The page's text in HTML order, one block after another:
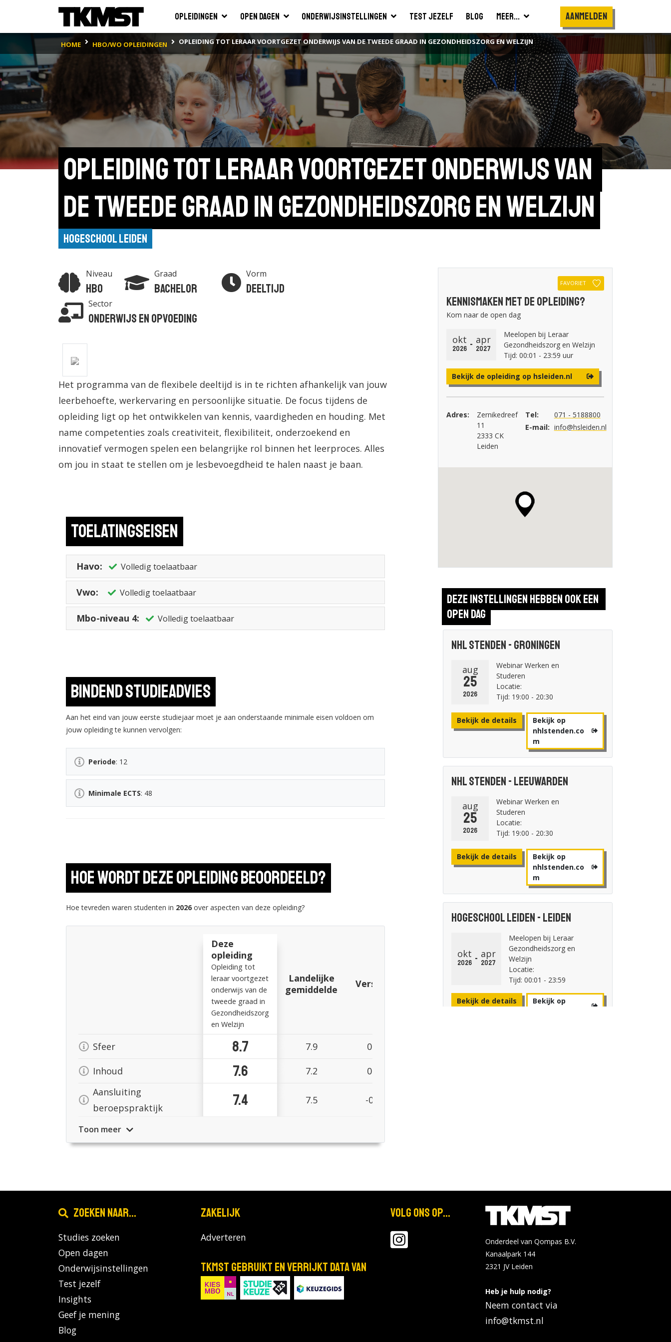
Opleidingen Open dagen Onderwijsinstellingen Test jezelf Blog Meer... Aanmelden
HOME HBO/WO OPLEIDINGEN OPLEIDING TOT LERAAR VOORTGEZET ONDERWIJS VAN DE TWEEDE GRAAD IN GEZONDHEIDSZORG EN WELZIJN
Opleiding tot leraar voortgezet onderwijs van
de tweede graad in Gezondheidszorg en Welzijn
Hogeschool Leiden
Niveau
Hbo
Graad
Bachelor
Vorm
Deeltijd
Sector
Onderwijs en Opvoeding
Het programma van de flexibele deeltijd is in te richten afhankelijk van jouw
leerbehoefte, werkervaring en persoonlijke situatie. De focus tijdens de
opleiding ligt op het ontwikkelen van kennis, vaardigheden en houding. Met
name competenties zoals creativiteit, flexibiliteit, onderzoekend en
innovatief vermogen spelen een belangrijke rol binnen het leerproces. Alles
om jou in staat te stellen om je lesbevoegdheid te halen naast je baan.
Toelatingseisen
Havo: Volledig toelaatbaar
Vwo: Volledig toelaatbaar
Mbo-niveau 4: Volledig toelaatbaar
Bindend studieadvies
Aan het eind van jouw eerste studiejaar moet je aan onderstaande minimale eisen voldoen om
jouw opleiding te kunnen vervolgen:
Periode: 12
Minimale ECTS: 48
Hoe wordt deze opleiding beoordeeld?
Hoe tevreden waren studenten in 2026 over aspecten van deze opleiding?
Deze
opleiding
Opleiding tot
leraar voortgezet
onderwijs van de
tweede graad in
Gezondheidszorg
en Welzijn
Landelijke
gemiddelde
Verschil
Sfeer 8.7 7.9 0.8
Inhoud 7.6 7.2
0.4
Aansluiting
beroepspraktijk
7.4 7.5 -0.1
Toon meer
FAVORIET
Kennismaken met de opleiding?
Kom naar de open dag
okt
2026 - apr
2027
Meelopen bij Leraar
Gezondheidszorg en Welzijn
Tijd: 00:01 - 23:59 uur
Bekijk de opleiding op hsleiden.nl
Adres:
Zernikedreef
11
2333 CK
Leiden
Tel:
071 - 5188800
E-mail: info@hsleiden.nl
Deze instellingen hebben ook een
open dag
NHL Stenden - Groningen
aug
25
2026
Webinar Werken en
Studeren
Locatie:
Tijd: 19:00 - 20:30
Bekijk de details
Bekijk op
nhlstenden.co
m
NHL Stenden - Leeuwarden
aug
25
2026
Webinar Werken en
Studeren
Locatie:
Tijd: 19:00 - 20:30
Bekijk de details
Bekijk op
nhlstenden.co
m
Hogeschool Leiden - Leiden
okt
2026 - apr
2027
Meelopen bij Leraar
Gezondheidszorg en
Welzijn
Locatie:
Tijd: 00:01 - 23:59
Bekijk de details
Bekijk op
Windesheim - Zwolle
Open dag 6 november
2026 voltijdopleidingen
van Windesheim (locatie
Zwolle)
Locatie:
Tijd: 13:00 - 21:00
Bekijk de details
Bekijk op
windesheim.nl
Zoeken naar...
Studies zoeken
Open dagen
Onderwijsinstellingen
Test jezelf
Insights
Geef je mening
Blog
Zakelijk
Adverteren
TKMST gebruikt en verrijkt data van
Volg ons op...
Onderdeel van Qompas B.V.
Kanaalpark 144
2321 JV Leiden
Heb je hulp nodig?
Neem contact via
info@tkmst.nl